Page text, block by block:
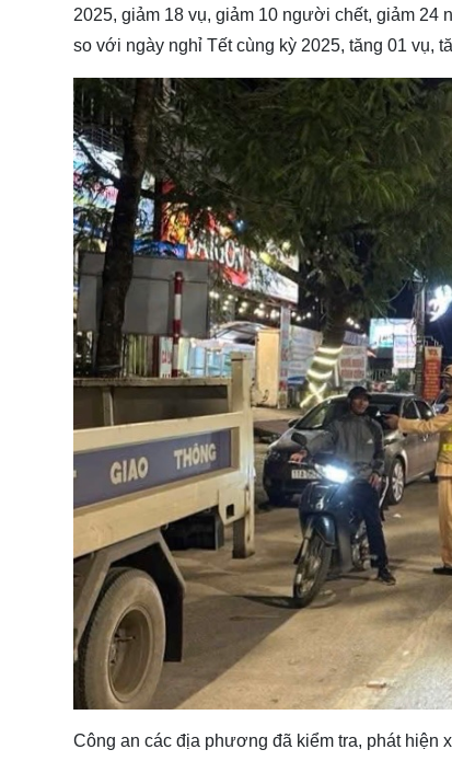
2025, giảm 18 vụ, giảm 10 người chết, giảm
so với ngày nghỉ Tết cùng kỳ 2025, tăng 01 vụ,
Công an các địa phương đã kiểm tra, phát hiện